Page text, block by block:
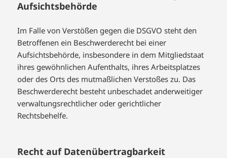
Aufsichts­behörde
Im Falle von Verstößen gegen die DSGVO steht den
Betroffenen ein Beschwerderecht bei einer
Aufsichtsbehörde, insbesondere in dem Mitgliedstaat
ihres gewöhnlichen Aufenthalts, ihres Arbeitsplatzes
oder des Orts des mutmaßlichen Verstoßes zu. Das
Beschwerderecht besteht unbeschadet anderweitiger
verwaltungsrechtlicher oder gerichtlicher
Rechtsbehelfe.
Recht auf Daten­übertrag­barkeit